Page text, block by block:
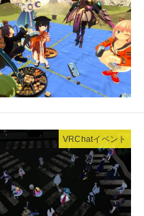
VRChatイベント